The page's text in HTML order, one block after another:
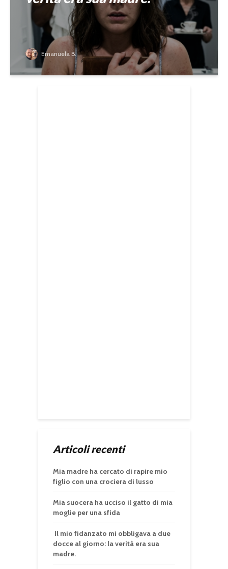
Emanuela B.
Articoli recenti
Mia madre ha cercato di rapire mio
figlio con una crociera di lusso
Mia suocera ha ucciso il gatto di mia
moglie per una sfida
Il mio fidanzato mi obbligava a due
docce al giorno: la verità era sua
madre.